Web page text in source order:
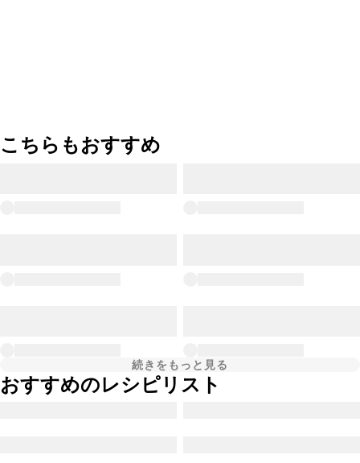
こちらもおすすめ
続きをもっと見る
おすすめのレシピリスト